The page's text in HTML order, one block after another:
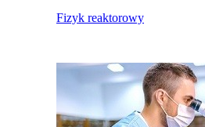
Fizyk reaktorowy